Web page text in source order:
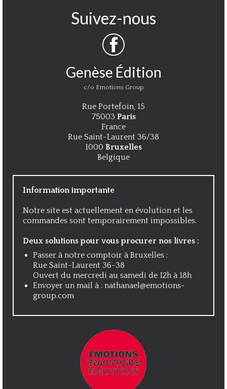
Suivez-nous
Genèse Édition
c/o Emotions Group
Rue Portefoin, 15
75003 Paris
France
Rue Saint-Laurent 36/38
1000 Bruxelles
Belgique
Information importante
Notre site est actuellement en évolution et les
commandes sont temporairement impossibles.
Deux solutions pour vous procurer nos livres :
Passer à notre comptoir à Bruxelles :
Rue Saint-Laurent 36-38
Ouvert du mercredi au samedi de 12h à 18h
Envoyer un mail à : nathanael@emotions-
group.com